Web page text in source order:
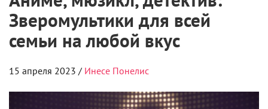
Зверомультики для всей
семьи на любой вкус
15 апреля 2023 / Инесе Понелис